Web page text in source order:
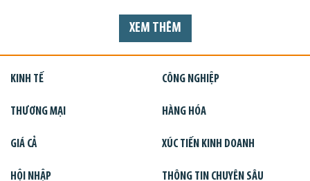
XEM THÊM
KINH TẾ CÔNG NGHIỆP
THƯƠNG MẠI HÀNG HÓA
GIÁ CẢ XÚC TIẾN KINH DOANH
HỘI NHẬP THÔNG TIN CHUYÊN SÂU